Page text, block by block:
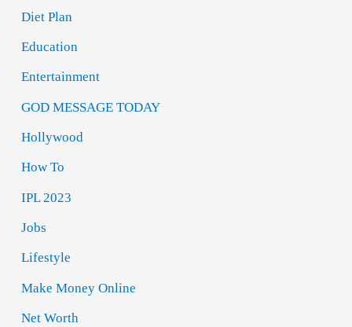
Diet Plan
Education
Entertainment
GOD MESSAGE TODAY
Hollywood
How To
IPL 2023
Jobs
Lifestyle
Make Money Online
Net Worth